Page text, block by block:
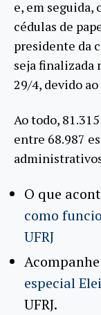
e, em seguida,
cédulas de
presidente da
seja finalizada
29/4, devido
Ao todo,
entre 68.987
O que
como
UFRJ
especial
UFRJ.